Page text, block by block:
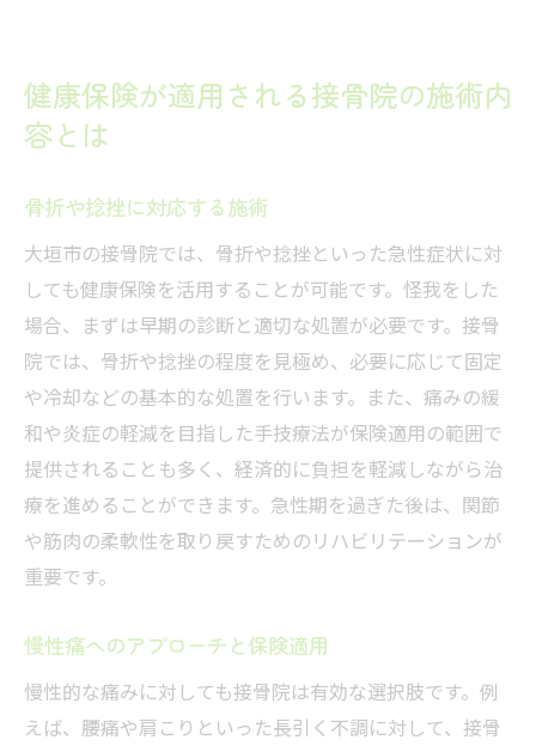
健康保険が適用される接骨院の施術内
容とは
骨折や捻挫に対応する施術
大垣市の接骨院では、骨折や捻挫といった急性症状に対
しても健康保険を活用することが可能です。怪我をした
場合、まずは早期の診断と適切な処置が必要です。接骨
院では、骨折や捻挫の程度を見極め、必要に応じて固定
や冷却などの基本的な処置を行います。また、痛みの緩
和や炎症の軽減を目指した手技療法が保険適用の範囲で
提供されることも多く、経済的に負担を軽減しながら治
療を進めることができます。急性期を過ぎた後は、関節
や筋肉の柔軟性を取り戻すためのリハビリテーションが
重要です。
慢性痛へのアプローチと保険適用
慢性的な痛みに対しても接骨院は有効な選択肢です。例
えば、腰痛や肩こりといった長引く不調に対して、接骨